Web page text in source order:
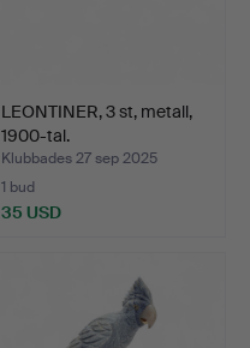
LEONTINER, 3 st, metall,
1900-tal.
Klubbades 27 sep 2025
1 bud
35 USD